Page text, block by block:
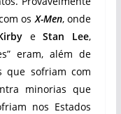
osX-Men, onde
eStan Lee,
eram, além de
que sofriam com
minorias que
nos Estados